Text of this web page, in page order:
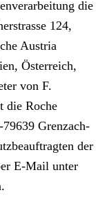
die
124,
Austria
Österreich,
von F.
die Roche
Grenzach-
der
E-Mail unter
.